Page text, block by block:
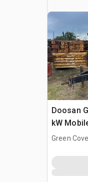
Doosan
kW
Green